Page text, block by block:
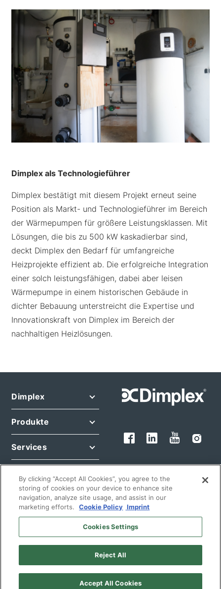
Dimplex als Technologieführer
Dimplex bestätigt mit diesem Projekt erneut seine
Position als Markt- und Technologieführer im Bereich
der Wärmepumpen für größere Leistungsklassen. Mit
Lösungen, die bis zu 500 kW kaskadierbar sind,
deckt Dimplex den Bedarf für umfangreiche
Heizprojekte effizient ab. Die erfolgreiche Integration
einer solch leistungsfähigen, dabei aber leisen
Wärmepumpe in einem historischen Gebäude in
dichter Bebauung unterstreicht die Expertise und
Innovationskraft von Dimplex im Bereich der
nachhaltigen Heizlösungen.
Dimplex
Produkte
Services
© 2026 Glen Dimplex Deutschland GmbH
By clicking “Accept All Cookies”, you agree to the
storing of cookies on your device to enhance site
navigation, analyze site usage, and assist in our
marketing efforts.
Cookie Policy Imprint
Cookies Settings
Reject All
Accept All Cookies